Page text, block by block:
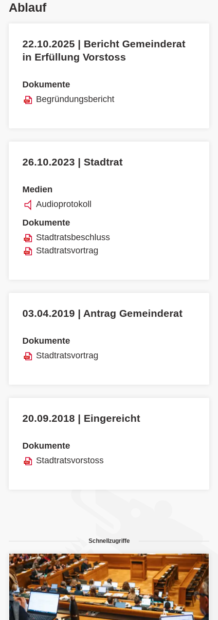
Ablauf
22.10.2025 | Bericht Gemeinderat
in Erfüllung Vorstoss
Dokumente
Begründungsbericht
26.10.2023 | Stadtrat
Medien
Audioprotokoll
Dokumente
Stadtratsbeschluss
Stadtratsvortrag
03.04.2019 | Antrag Gemeinderat
Dokumente
Stadtratsvortrag
20.09.2018 | Eingereicht
Dokumente
Stadtratsvorstoss
Schnellzugriffe